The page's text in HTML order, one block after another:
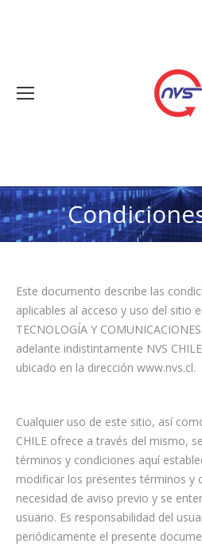
Este documento describe las
aplicables al acceso y uso del sitio
TECNOLOGÍA Y
adelante indistintamente NVS
ubicado en la dirección www.nvs.cl.
Cualquier uso de este sitio, así
CHILE ofrece a través del mismo,
términos y condiciones aquí
modificar los presentes términos y
necesidad de aviso previo y se
usuario. Es responsabilidad del
periódicamente el presente